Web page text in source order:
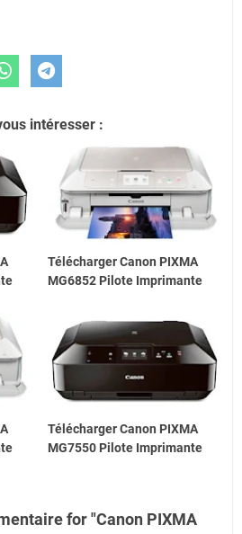
intéresser :
Télécharger Canon PIXMA
MG6852 Pilote Imprimante
Télécharger Canon PIXMA
MG7550 Pilote Imprimante
for "Canon PIXMA